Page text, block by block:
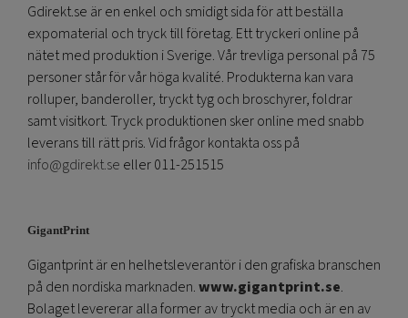
Gdirekt.se är en enkel och smidigt sida för att beställa
expomaterial och tryck till företag. Ett tryckeri online på
nätet med produktion i Sverige. Vår trevliga personal på 75
personer står för vår höga kvalité. Produkterna kan vara
rolluper, banderoller, tryckt tyg och broschyrer, foldrar
samt visitkort. Tryck produktionen sker online med snabb
leverans till rätt pris. Vid frågor kontakta oss på
info@gdirekt.se eller 011-251515
GigantPrint
Gigantprint är en helhetsleverantör i den grafiska branschen
på den nordiska marknaden.www.gigantprint.se.
Bolaget levererar alla former av tryckt media och är en av